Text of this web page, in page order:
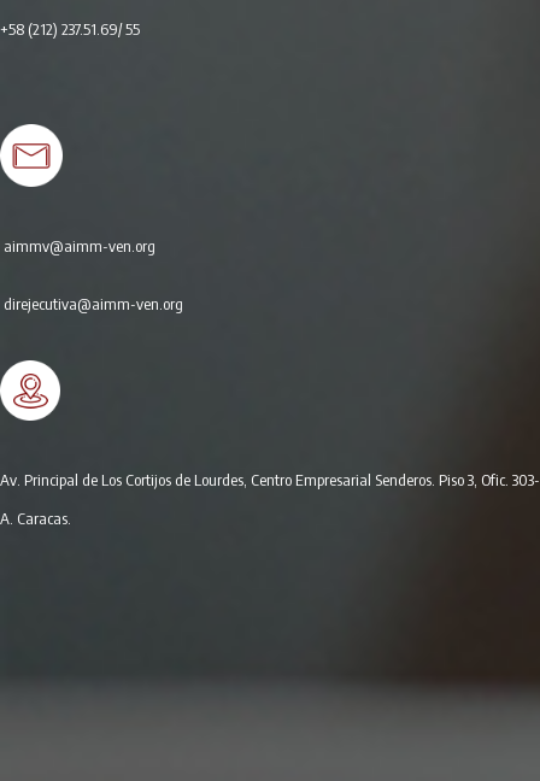
+58 (212) 237.51.69/ 55
aimmv@aimm-ven.org
direjecutiva@aimm-ven.org
Av. Principal de Los Cortijos de Lourdes, Centro Empresarial Senderos. Piso 3, Ofic. 303-
A. Caracas.